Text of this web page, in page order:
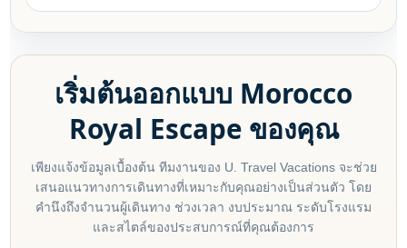
เริ่มต้นออกแบบ Morocco
Royal Escape ของคุณ
เพียงแจ้งข้อมูลเบื้องต้น ทีมงานของ U. Travel Vacations จะช่วย
เสนอแนวทางการเดินทางที่เหมาะกับคุณอย่างเป็นส่วนตัว โดย
คำนึงถึงจำนวนผู้เดินทาง ช่วงเวลา งบประมาณ ระดับโรงแรม
และสไตล์ของประสบการณ์ที่คุณต้องการ